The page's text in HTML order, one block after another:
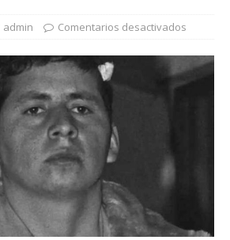
admin Comentarios desactivados